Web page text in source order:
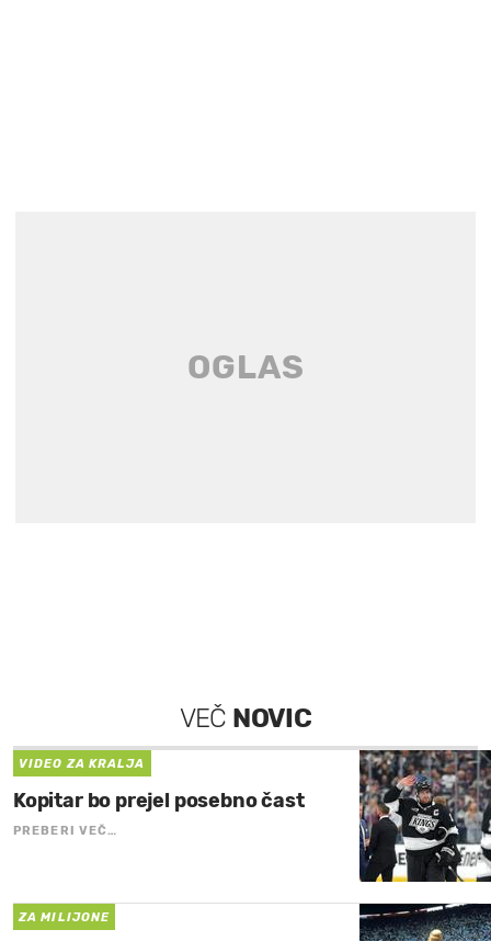
VEČ NOVIC
VIDEO ZA KRALJA
Kopitar bo prejel posebno čast
PREBERI VEČ…
ZA MILIJONE